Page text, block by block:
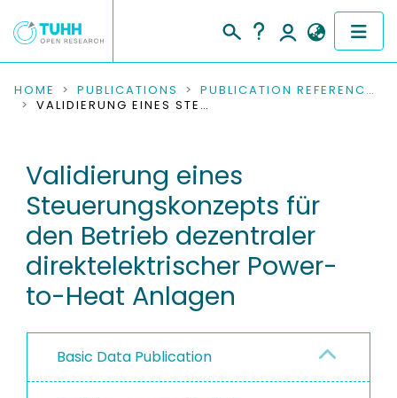
COMMUNITIES & COLLECTIONS
RESEARCH DATA
PEOPLE
INSTITUTIONS
PROJECTS
HOME PUBLICATIONS
PUBLICATION REFERENCES
VALIDIERUNG EINES STEUERUNGSKONZEPTS FÜR DEN BETRIEB DEZENTRALER DIREKTELEKTRISCHER POWER-TO-HEAT ANLAGEN
Validierung eines
Steuerungskonzepts für
den Betrieb dezentraler
direktelektrischer Power-
to-Heat Anlagen
Basic Data Publication